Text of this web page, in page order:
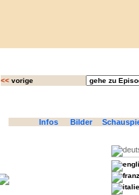
<<vorige
Infos Bilder